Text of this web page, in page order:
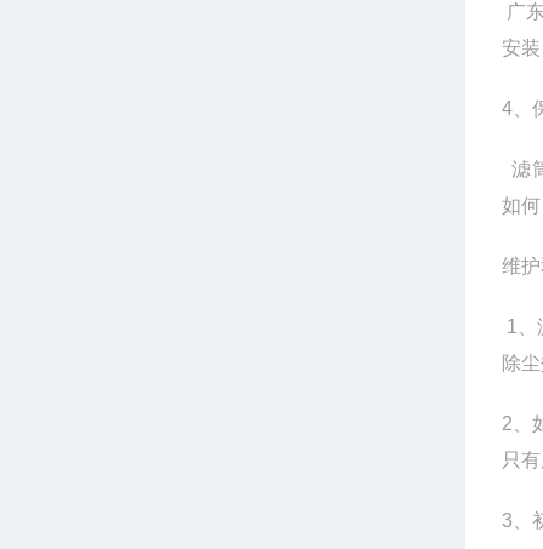
广
安
4、
滤
如何
维
1、
除
2、
只
3、